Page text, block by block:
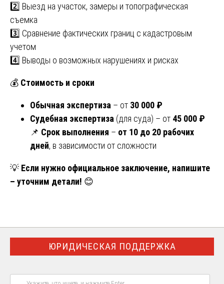
2️⃣ Выезд на участок, замеры и топографическая
съемка
3️⃣ Сравнение фактических границ с кадастровым
учетом
4️⃣ Выводы о возможных нарушениях и рисках
💰 Стоимость и сроки
Обычная экспертиза – от 30 000 ₽
Судебная экспертиза (для суда) – от 45 000 ₽
📌 Срок выполнения – от 10 до 20 рабочих
дней, в зависимости от сложности
💡 Если нужно официальное заключение, напишите
– уточним детали! 😊
ЮРИДИЧЕСКАЯ ПОДДЕРЖКА